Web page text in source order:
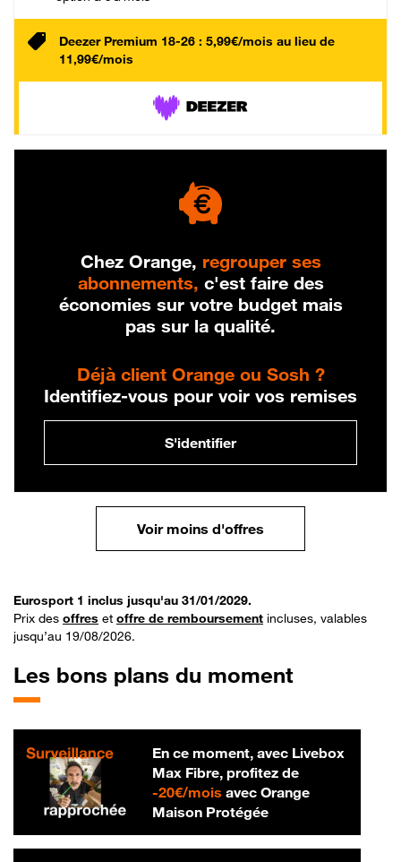
Deezer Premium 18-26 : 5,99€/mois au lieu de
11,99€/mois
Chez Orange, regrouper ses
abonnements, c'est faire des
économies sur votre budget mais
pas sur la qualité.
Déjà client Orange ou Sosh ?
Identifiez-vous pour voir vos remises
S'identifier
Voir moins d'offres
Eurosport 1 inclus jusqu'au 31/01/2029.
Prix des offres et offre de remboursement incluses, valables
jusqu’au 19/08/2026.
Les bons plans du moment
En ce moment, avec Livebox
Max Fibre, profitez de
-20€/mois20 € par mois
avec Orange
Maison Protégée